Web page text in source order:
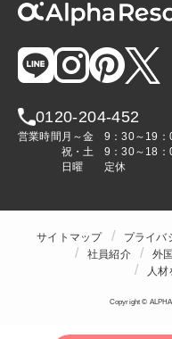
0120-204-452
営業時間 月～金
9：30～19：
祝・土
9：30～18：
日曜
定休
サイトマップ プライバ
社員紹介
外
人
Copyright ©